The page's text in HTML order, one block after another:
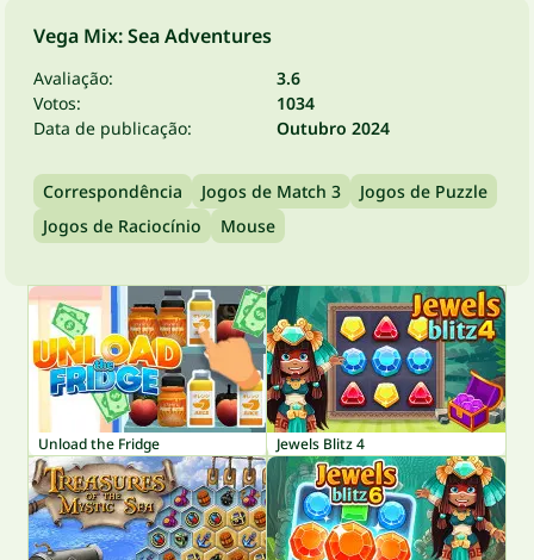
Vega Mix: Sea Adventures
Avaliação:
3.6
Votos:
1034
Data de publicação:
Outubro 2024
Correspondência Jogos de Match 3
Jogos de Puzzle
Jogos de Raciocínio
Mouse
Unload the Fridge Jewels Blitz 4